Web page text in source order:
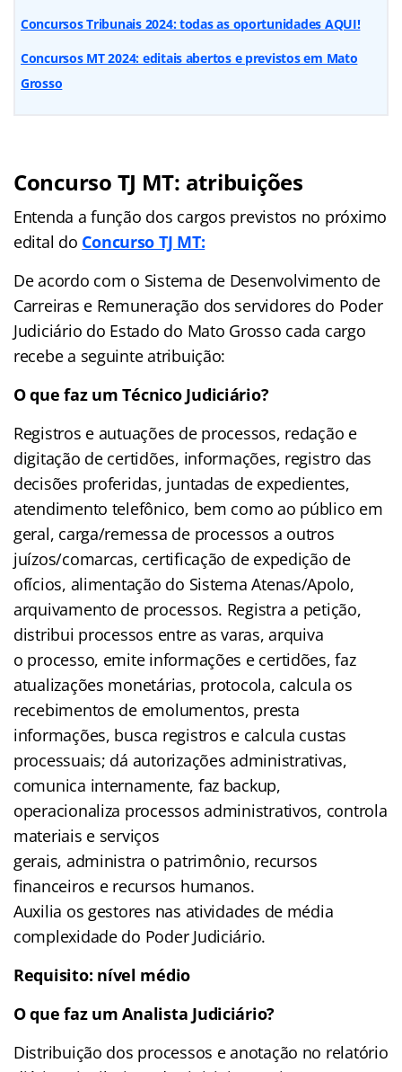
Concursos Tribunais 2024: todas as oportunidades AQUI!
Concursos MT 2024: editais abertos e previstos em Mato
Grosso
Concurso TJ MT: atribuições
Entenda a função dos cargos previstos no próximo
edital do Concurso TJ MT:
De acordo com o Sistema de Desenvolvimento de
Carreiras e Remuneração dos servidores do Poder
Judiciário do Estado do Mato Grosso cada cargo
recebe a seguinte atribuição:
O que faz um Técnico Judiciário?
Registros e autuações de processos, redação e
digitação de certidões, informações, registro das
decisões proferidas, juntadas de expedientes,
atendimento telefônico, bem como ao público em
geral, carga/remessa de processos a outros
juízos/comarcas, certificação de expedição de
ofícios, alimentação do Sistema Atenas/Apolo,
arquivamento de processos. Registra a petição,
distribui processos entre as varas, arquiva
o processo, emite informações e certidões, faz
atualizações monetárias, protocola, calcula os
recebimentos de emolumentos, presta
informações, busca registros e calcula custas
processuais; dá autorizações administrativas,
comunica internamente, faz backup,
operacionaliza processos administrativos, controla
materiais e serviços
gerais, administra o patrimônio, recursos
financeiros e recursos humanos.
Auxilia os gestores nas atividades de média
complexidade do Poder Judiciário.
Requisito: nível médio
O que faz um Analista Judiciário?
Distribuição dos processos e anotação no relatório